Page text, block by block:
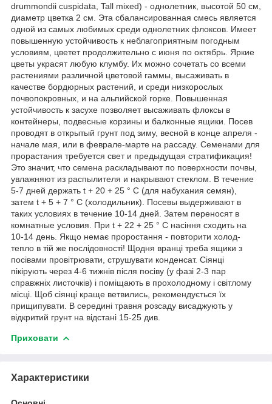
drummondii cuspidata, Tall mixed) - однолетник, высотой 50 см,
диаметр цветка 2 см. Эта сбалансированная смесь является
одной из самых любимых среди однолетних флоксов. Имеет
повышенную устойчивость к неблагоприятным погодным
условиям, цветет продолжительно с июня по октябрь. Яркие
цветы украсят любую клумбу. Их можно сочетать со всеми
растениями различной цветовой гаммы, высаживать в
качестве бордюрных растений, и среди низкорослых
почвопокровных, и на альпийской горке. Повышенная
устойчивость к засухе позволяет высаживать флоксы в
контейнеры, подвесные корзины и балконные ящики. Посев
проводят в открытый грунт под зиму, весной в конце апреля -
начале мая, или в феврале-марте на рассаду. Семенами для
прорастания требуется свет и предыдущая стратификация!
Это значит, что семена раскладывают по поверхности почвы,
увлажняют из распылителя и накрывают стеклом. В течение
5-7 дней держать t + 20 + 25 ° С (для набухания семян),
затем t + 5 + 7 ° С (холодильник). Посевы выдерживают в
таких условиях в течение 10-14 дней. Затем переносят в
комнатные условия. При t + 22 + 25 ° С насіння сходить на
10-14 день. Якщо немає проростання - повторити холод-
тепло в тій же послідовності! Щодня вранці треба ящики з
посівами провітрювати, струшувати конденсат. Сіянці
пікірують через 4-6 тижнів після посіву (у фазі 2-3 пар
справжніх листочків) і поміщають в прохолодному і світлому
місці. Щоб сіянці краще ветвились, рекомендується їх
прищипувати. В середині травня розсаду висаджують у
відкритий грунт на відстані 15-25 див.
Приховати
Характеристики